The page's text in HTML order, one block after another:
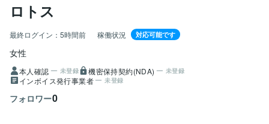
ロトス
最終ログイン： 5時間前 稼働状況 対応可能です
女性
本人確認 未登録 機密保持契約(NDA) 未登録
インボイス発行事業者 未登録
フォロワー0